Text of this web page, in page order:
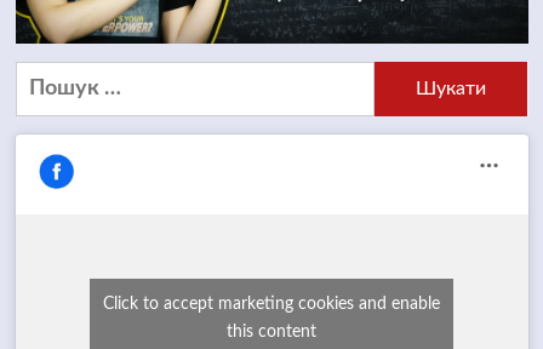
Пошук:
Click to accept marketing cookies and enable
this content